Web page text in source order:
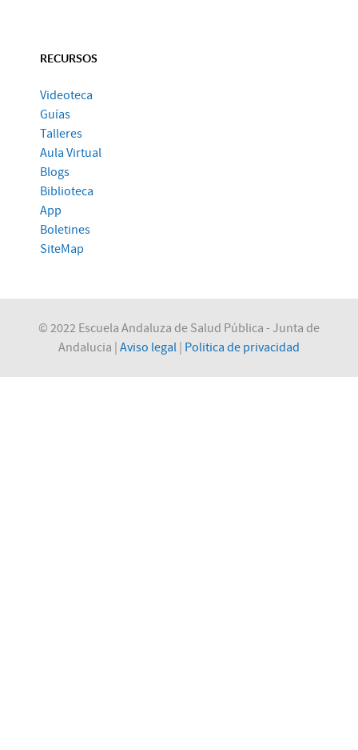
RECURSOS
Videoteca
Guías
Talleres
Aula Virtual
Blogs
Biblioteca
App
Boletines
SiteMap
© 2022 Escuela Andaluza de Salud Pública - Junta de
Andalucia | Aviso legal Politica de privacidad